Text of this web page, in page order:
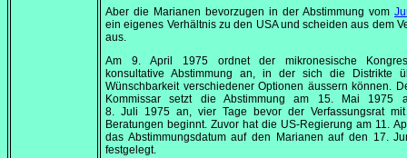
Aber die Marianen bevorzugen in der Abstimmung vom
ein eigenes Verhältnis zu den USA und scheiden aus dem
aus.
Am 9. April 1975ordnet der mikronesische
konsultative Abstimmung an, in der sich die Distrikte
Wünschbarkeit verschiedener Optionen äussern können.
Kommissar setzt die Abstimmung am 15. Mai 1975
8. Juli 1975 an, vier Tage bevor der Verfassungsrat
Beratungen beginnt. Zuvor hat die US-Regierung am 11.
das Abstimmungsdatum auf den Marianen auf den 17.
festgelegt.